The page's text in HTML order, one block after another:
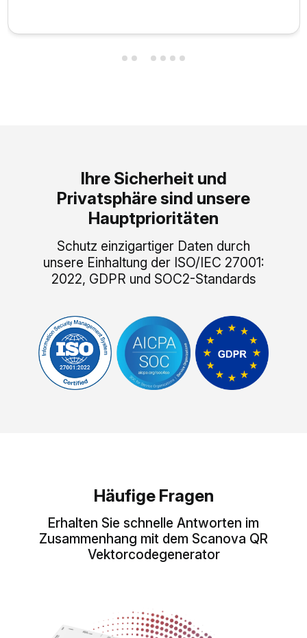
Ihre Sicherheit und
Privatsphäre sind unsere
Hauptprioritäten
Schutz einzigartiger Daten durch
unsere Einhaltung der ISO/IEC 27001:
2022, GDPR und SOC2-Standards
Häufige Fragen
Erhalten Sie schnelle Antworten im
Zusammenhang mit dem Scanova QR
Vektorcodegenerator